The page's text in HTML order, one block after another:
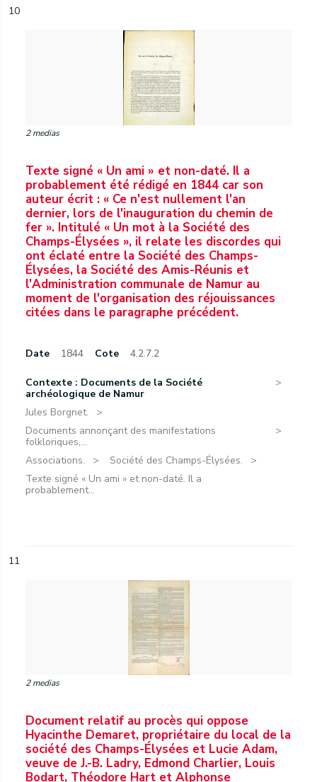
10
2 medias
Texte signé « Un ami » et non-daté. Il a
probablement été rédigé en 1844 car son
auteur écrit : « Ce n'est nullement l'an
dernier, lors de l'inauguration du chemin de
fer ». Intitulé « Un mot à la Société des
Champs-Élysées », il relate les discordes qui
ont éclaté entre la Société des Champs-
Élysées, la Société des Amis-Réunis et
l'Administration communale de Namur au
moment de l'organisation des réjouissances
citées dans le paragraphe précédent.
Date 1844 Cote 4.2.7.2
Contexte : Documents de la Société
archéologique de Namur
Jules Borgnet.
Documents annonçant des manifestations
folkloriques,...
Associations.
Société des Champs-Élysées.
Texte signé « Un ami » et non-daté. Il a
probablement...
11
2 medias
Document relatif au procès qui oppose
Hyacinthe Demaret, propriétaire du local de la
société des Champs-Élysées et Lucie Adam,
veuve de J.-B. Ladry, Edmond Charlier, Louis
Bodart, Théodore Hart et Alphonse